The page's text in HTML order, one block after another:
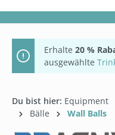
Erhalte 20 %
ausgewählte
Du bist hier: Equipment
Bälle
Wall Balls